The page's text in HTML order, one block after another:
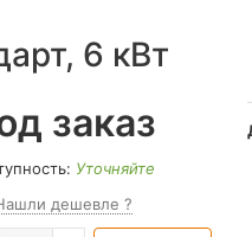
6 кВт
заказ
Уточняйте
дешевле ?